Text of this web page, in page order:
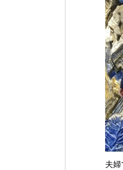
夫婦